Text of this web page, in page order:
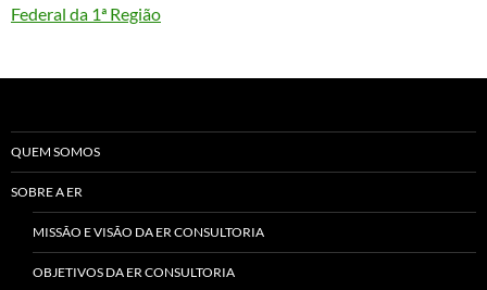
Federal da 1ª Região
QUEM SOMOS
SOBRE A ER
MISSÃO E VISÃO DA ER CONSULTORIA
OBJETIVOS DA ER CONSULTORIA